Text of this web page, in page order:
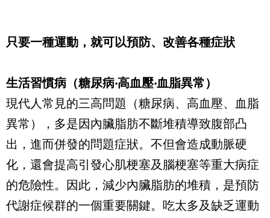
只要一種運動，就可以預防、改善各種症狀
生活習慣病（糖尿病‧高血壓‧血脂異常）
現代人常見的三高問題（糖尿病、高血壓、血脂
異常），多是因內臟脂肪不斷堆積導致腹部凸
出，進而併發的問題症狀。不但會造成動脈硬
化，還會提高引發心肌梗塞及腦梗塞等重大病症
的危險性。因此，減少內臟脂肪的堆積，是預防
代謝症候群的一個重要關鍵。吃太多及缺乏運動